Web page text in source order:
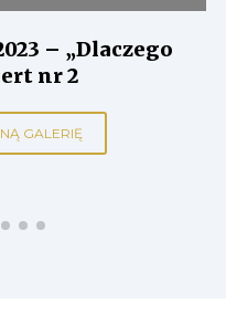
– „Dlaczego
nr 2
GALERIĘ